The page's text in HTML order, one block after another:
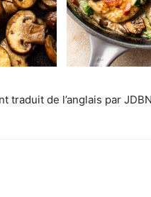
traduit de l’anglais par